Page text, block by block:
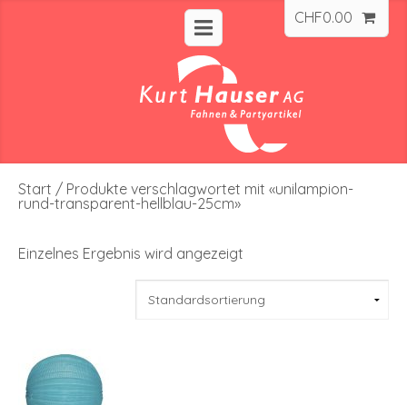
CHF0.00
Start / Produkte verschlagwortet mit «unilampion-
rund-transparent-hellblau-25cm»
Einzelnes Ergebnis wird angezeigt